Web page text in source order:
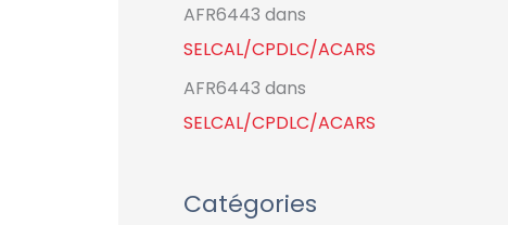
AFR6443 dans
SELCAL/CPDLC/ACARS
AFR6443 dans
SELCAL/CPDLC/ACARS
Catégories